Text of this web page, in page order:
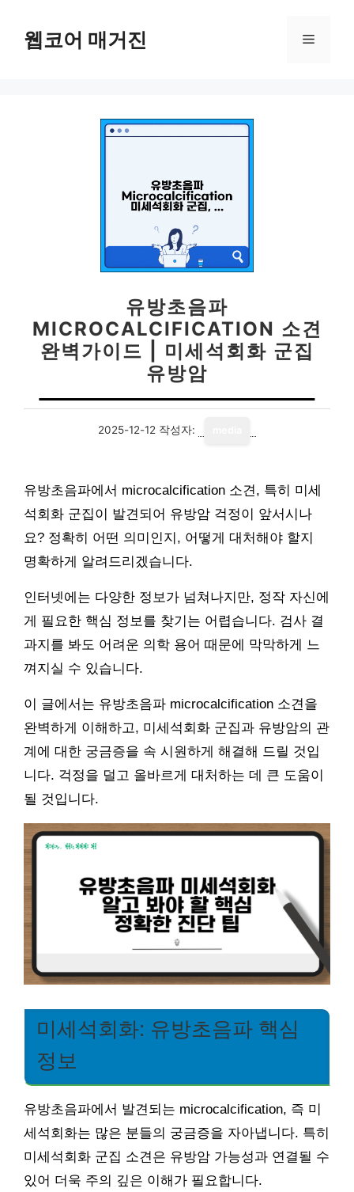
웹코어 매거진 메
유방초음파
MICROCALCIFICATION 소견
완벽가이드 | 미세석회화 군집
유방암
2025-12-12 작성자:
유방초음파에서 microcalcification 소견, 특히 미세
석회화 군집이 발견되어 유방암 걱정이 앞서시나
요? 정확히 어떤 의미인지, 어떻게 대처해야 할지
명확하게 알려드리겠습니다.
인터넷에는 다양한 정보가 넘쳐나지만, 정작 자신에
게 필요한 핵심 정보를 찾기는 어렵습니다. 검사 결
과지를 봐도 어려운 의학 용어 때문에 막막하게 느
껴지실 수 있습니다.
이 글에서는 유방초음파 microcalcification 소견을
완벽하게 이해하고, 미세석회화 군집과 유방암의 관
계에 대한 궁금증을 속 시원하게 해결해 드릴 것입
니다. 걱정을 덜고 올바르게 대처하는 데 큰 도움이
될 것입니다.
미세석회화: 유방초음파 핵심
정보
유방초음파에서 발견되는 microcalcification, 즉 미
세석회화는 많은 분들의 궁금증을 자아냅니다. 특히
미세석회화 군집 소견은 유방암 가능성과 연결될 수
있어 더욱 주의 깊은 이해가 필요합니다.